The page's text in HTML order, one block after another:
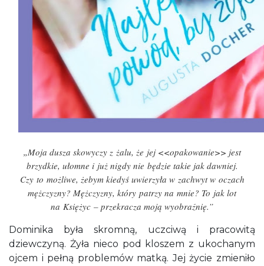
„Moja dusza skowyczy z żalu, że jej <<opakowanie>> jest
brzydkie, ułomne i już nigdy nie będzie takie jak dawniej.
Czy to możliwe, żebym kiedyś uwierzyła w zachwyt w oczach
mężczyzny? Mężczyzny, który patrzy na mnie? To jak lot
na Księżyc – przekracza moją wyobraźnię.”
Dominika była skromną, uczciwą i pracowitą
dziewczyną. Żyła nieco pod kloszem z ukochanym
ojcem i pełną problemów matką. Jej życie zmieniło